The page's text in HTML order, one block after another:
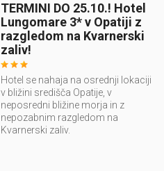
TERMINI DO 25.10.! Hotel
Lungomare 3* v Opatiji z
razgledom na Kvarnerski
zaliv!
Hotel se nahaja na osrednji lokaciji
v bližini središča Opatije, v
neposredni bližine morja in z
nepozabnim razgledom na
Kvarnerski zaliv.